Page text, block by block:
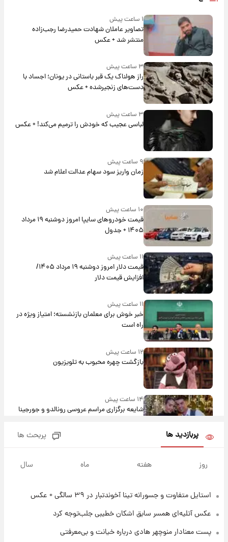
۱ ساعت پیش
تصاویر عاملان شهادت حمیدرضا رجب‌زاده
منتشر شد + عکس
۳ ساعت پیش
راز هولناک یک قبر باستانی در یونان؛ اجساد با
دست‌های زنجیرشده + عکس
۳ ساعت پیش
لباسی عجیب که خودش را ترمیم می‌کند! + عکس
۹ ساعت پیش
زمان واریز سود سهام عدالت اعلام شد
۱۰ ساعت پیش
قیمت خودروهای سایپا امروز دوشنبه ۱۹ مرداد
۱۴۰۵ + جدول
۱۱ ساعت پیش
قیمت دلار امروز دوشنبه ۱۹ مرداد ۱۴۰۵/
افزایش قیمت دلار
۱۱ ساعت پیش
خبر خوش برای معلمان بازنشسته؛ امتیاز ویژه در
راه است
۱۲ ساعت پیش
بازگشت چهره محبوب به تلویزیون
۱۴ ساعت پیش
شایعه برگزاری مراسم عروسی رونالدو و جورجینا
۲۲ ساعت پیش
پربازدید ها پربحث ها
روز هفته ماه سال
استایل متفاوت و جسورانه تینا آخوندتبار در ۳۹ سالگی + عکس
عکس‌ آتلیه‌ای همسر سابق اشکان خطیبی جلب‌توجه کرد
پست معنادار منوچهر هادی درباره خیانت و بی‌معرفتی